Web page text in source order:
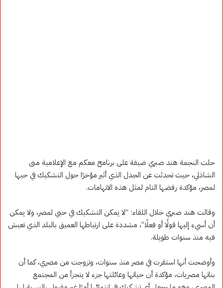
حلت النجمة هند صبري ضيفة على برنامج معكم مع الإعلامية منى
الشاذلي، حيث تحدثت عن الجدل الذي أثير مؤخرًا حول التشكيك في حبها
لمصر، مؤكدة رفضها التام لمثل هذه الاتهامات.
وقالت هند صبري خلال اللقاء: “لا يمكن التشكيك في حبي لمصر، ولا يمكن
أن أسيء إليها قولًا أو فعلًا”، مشددة على ارتباطها العميق بالبلد الذي تعيش
فيه منذ سنوات طويلة.
وأوضحت أنها استقرت في مصر منذ سنوات، وتزوجت من مصري، كما أن
بناتها مصريات، مؤكدة أن حياتها وعائلتها جزء لا يتجزأ من المجتمع